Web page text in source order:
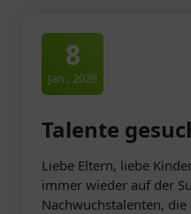
8
Jan., 2026
Talente
Liebe Eltern, liebe
immer wieder auf der
Nachwuchstalenten,